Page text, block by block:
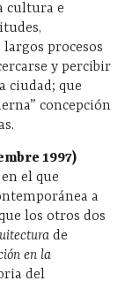
cultura e
procesos
y percibir
ciudad; que
concepción
1997)
el que
a
los otros dos
de
en la
del